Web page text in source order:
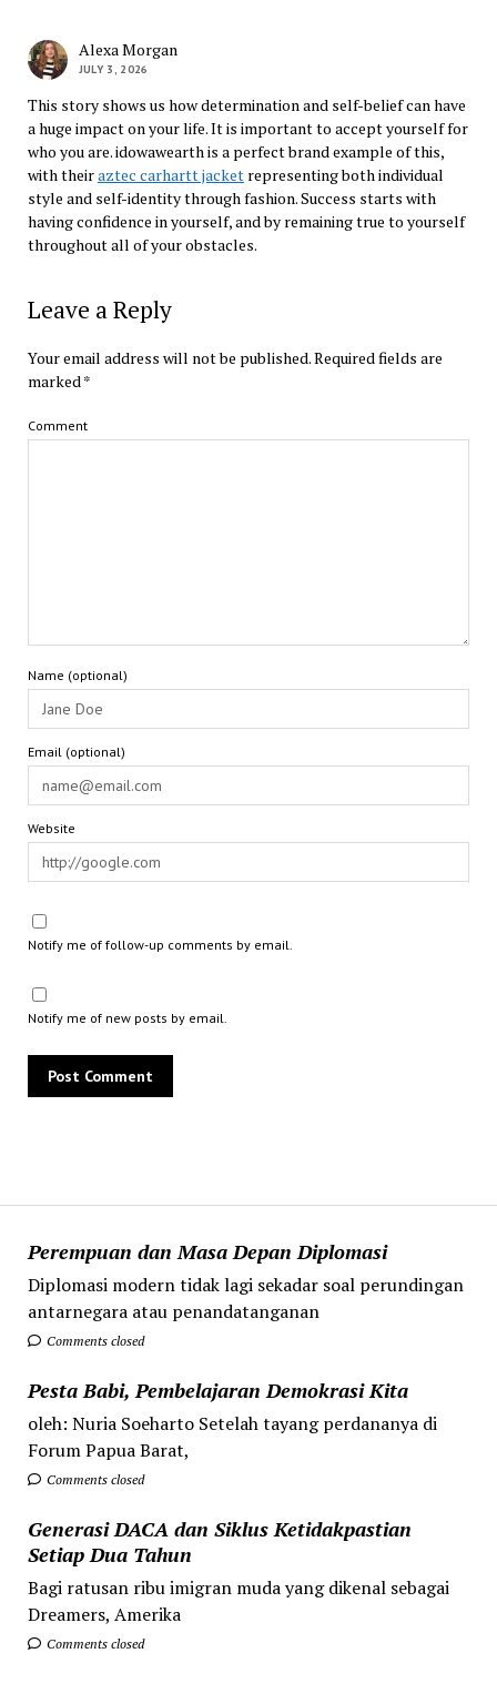
Perempuan dan Masa Depan Diplomasi
Diplomasi modern tidak lagi sekadar soal perundingan
antarnegara atau penandatanganan
Comments closed
Pesta Babi, Pembelajaran Demokrasi Kita
oleh: Nuria Soeharto Setelah tayang perdananya di
Forum Papua Barat,
Comments closed
Generasi DACA dan Siklus Ketidakpastian
Setiap Dua Tahun
Bagi ratusan ribu imigran muda yang dikenal sebagai
Dreamers, Amerika
Comments closed
Alexa Morgan
JULY 3, 2026
This story shows us how determination and self-belief can have
a huge impact on your life. It is important to accept yourself for
who you are. idowawearth is a perfect brand example of this,
with theiraztec carhartt jacketrepresenting both individual
style and self-identity through fashion. Success starts with
having confidence in yourself, and by remaining true to yourself
throughout all of your obstacles.
Leave a Reply
Your email address will not be published.Required fields are
marked*
Comment
Name (optional)
Email (optional)
Website
Notify me of follow-up comments by email.
Notify me of new posts by email.